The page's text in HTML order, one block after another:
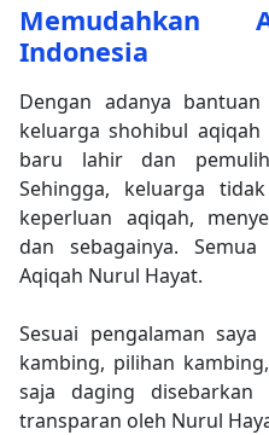
Memudahkan
Indonesia
Dengan adanya
keluarga shohibul
baru lahir dan
Sehingga, keluarga
keperluan aqiqah,
dan sebagainya.
Aqiqah Nurul Hayat.
Sesuai pengalaman
kambing, pilihan
saja daging disebarkan
transparan oleh Nurul